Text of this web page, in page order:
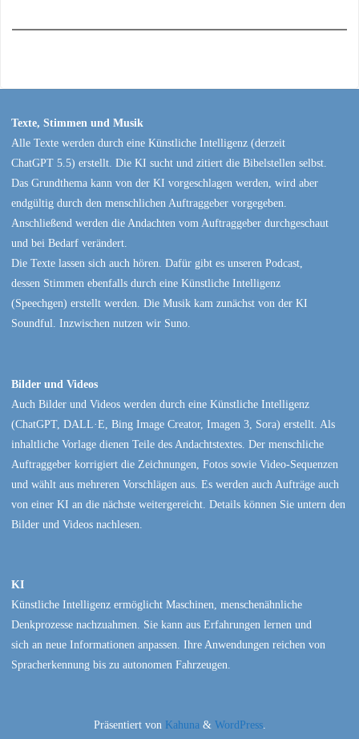
Texte, Stimmen und Musik
Alle Texte werden durch eine Künstliche Intelligenz (derzeit
ChatGPT 5.5) erstellt. Die KI sucht und zitiert die Bibelstellen selbst.
Das Grundthema kann von der KI vorgeschlagen werden, wird aber
endgültig durch den menschlichen Auftraggeber vorgegeben.
Anschließend werden die Andachten vom Auftraggeber durchgeschaut
und bei Bedarf verändert.
Die Texte lassen sich auch hören. Dafür gibt es unseren Podcast,
dessen Stimmen ebenfalls durch eine Künstliche Intelligenz
(Speechgen) erstellt werden. Die Musik kam zunächst von der KI
Soundful. Inzwischen nutzen wir Suno.
Bilder und Videos
Auch Bilder und Videos werden durch eine Künstliche Intelligenz
(ChatGPT, DALL·E, Bing Image Creator, Imagen 3, Sora) erstellt. Als
inhaltliche Vorlage dienen Teile des Andachtstextes. Der menschliche
Auftraggeber korrigiert die Zeichnungen, Fotos sowie Video-Sequenzen
und wählt aus mehreren Vorschlägen aus. Es werden auch Aufträge auch
von einer KI an die nächste weitergereicht. Details können Sie untern den
Bilder und Videos nachlesen.
KI
Künstliche Intelligenz ermöglicht Maschinen, menschenähnliche
Denkprozesse nachzuahmen. Sie kann aus Erfahrungen lernen und
sich an neue Informationen anpassen. Ihre Anwendungen reichen von
Spracherkennung bis zu autonomen Fahrzeugen.
Präsentiert vonKahuna& WordPress.